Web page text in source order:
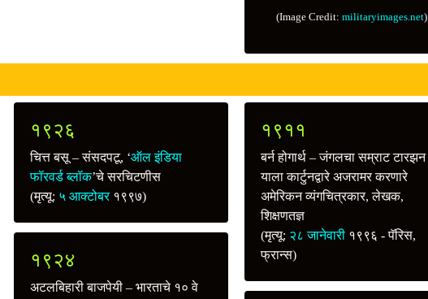
(Image Credit: militaryimages.net)
१९२६
चित्त बसू – संसदपटू, ‘ऑल इंडिया
फॉरवर्ड ब्लॉक’चे सरचिटणीस
(मृत्यू: ५ आक्टोबर१९९७)
१९२४
अटलबिहारी बाजपेयी – भारताचे १० वे
१९११
बर्न होगार्थ – जंगलचा सम्राट टारझन
याला कार्टुनद्वारे अजरामर करणारे
अमेरिकन व्यंगचित्रकार, लेखक,
शिक्षणतज्ञ
(मृत्यू: २८ जानेवारी १९९६ - पॅरिस,
फ्रान्स)